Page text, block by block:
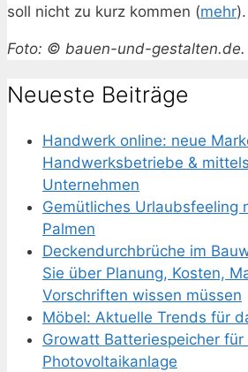
soll nicht zu kurz kommen (mehr).
Foto: © bauen-und-gestalten.de.
Neueste Beiträge
Handwerk online: neue
Handwerksbetriebe &
Unternehmen
Gemütliches Urlaubsfeeling
Palmen
Deckendurchbrüche im
Sie über Planung, Kosten,
Vorschriften wissen müssen
Möbel: Aktuelle Trends für
Growatt Batteriespeicher für
Photovoltaikanlage